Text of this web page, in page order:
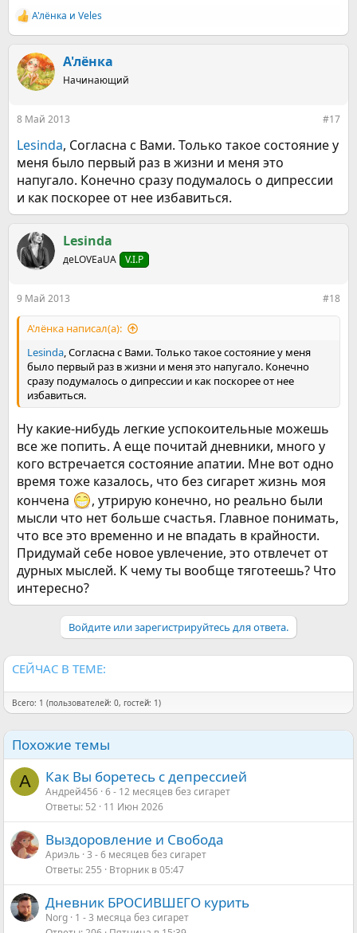
Р
е
к
ц
и
А'лёнка и Veles
А'лёнка
Начинающий
8 Май 2013 #17
Lesinda, Согласна с Вами. Только такое состояние у
меня было первый раз в жизни и меня это
напугало. Конечно сразу подумалось о дипрессии
и как поскорее от нее избавиться.
Lesinda
деLOVEаUA V.I.P
9 Май 2013 #18
А'лёнка написал(а):
Lesinda, Согласна с Вами. Только такое состояние у меня
было первый раз в жизни и меня это напугало. Конечно
сразу подумалось о дипрессии и как поскорее от нее
избавиться.
Ну какие-нибудь легкие успокоительные можешь
все же попить. А еще почитай дневники, много у
кого встречается состояние апатии. Мне вот одно
время тоже казалось, что без сигарет жизнь моя
кончена
, утрирую конечно, но реально были
мысли что нет больше счастья. Главное понимать,
что все это временно и не впадать в крайности.
Придумай себе новое увлечение, это отвлечет от
дурных мыслей. К чему ты вообще тяготеешь? Что
интересно?
Войдите или зарегистрируйтесь для ответа.
СЕЙЧАС В ТЕМЕ:
Всего: 1 (пользователей: 0, гостей: 1)
Похожие темы
А Как Вы боретесь с депрессией
Андрей456 6 - 12 месяцев без сигарет
Ответы 52 11 Июн 2026
Выздоровление и Свобода
Ариэль 3 - 6 месяцев без сигарет
Ответы 255 Вторник в 05:47
Дневник БРОСИВШЕГО курить
Norg 1 - 3 месяца без сигарет